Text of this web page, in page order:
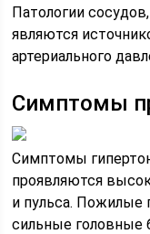
Патологии
являются
артериального
Симптомы
Симптомы
проявляются
и пульса. Пожилые
сильные головные